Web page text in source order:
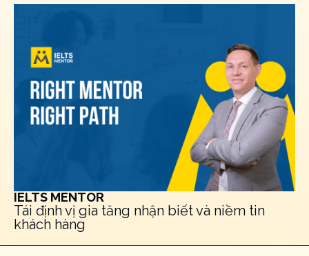
IELTS MENTOR
Tái định vị gia tăng nhận biết và niềm tin
khách hàng